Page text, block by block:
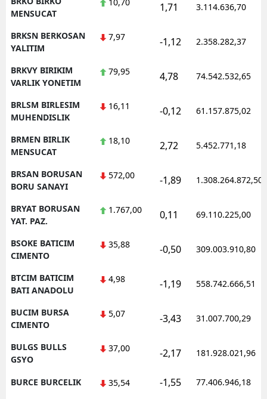
MENSUCAT
1,71 3.114.636,70
BRKSN BERKOSAN
YALITIM
7,97 -1,12 2.358.282,37
BRKVY BIRIKIM
VARLIK YONETIM
79,95 4,78 74.542.532,65
BRLSM BIRLESIM
MUHENDISLIK
16,11 -0,12 61.157.875,02
BRMEN BIRLIK
MENSUCAT
18,10 2,72 5.452.771,18
BRSAN BORUSAN
BORU SANAYI
572,00 -1,89 1.308.264.872,50
BRYAT BORUSAN
YAT. PAZ.
1.767,00 0,11 69.110.225,00
BSOKE BATICIM
CIMENTO
35,88 -0,50 309.003.910,80
BTCIM BATICIM
BATI ANADOLU
4,98 -1,19 558.742.666,51
BUCIM BURSA
CIMENTO
5,07 -3,43 31.007.700,29
BULGS BULLS
GSYO
37,00 -2,17 181.928.021,96
BURCE BURCELIK 35,54 -1,55 77.406.946,18